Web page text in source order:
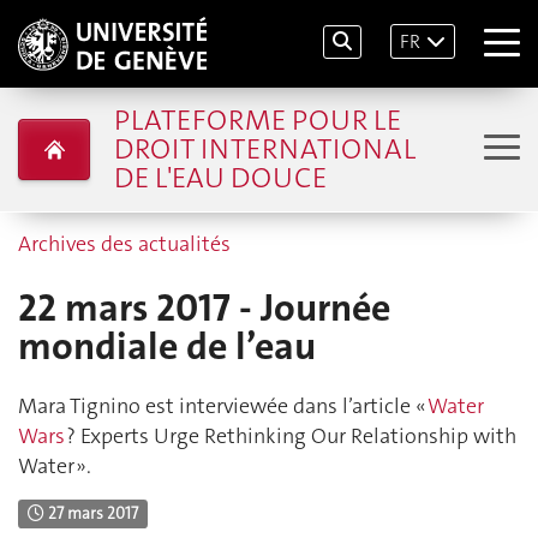
FR
PLATEFORME POUR LE
DROIT INTERNATIONAL
DE L'EAU DOUCE
Archives des actualités
22 mars 2017 - Journée
mondiale de l’eau
Mara Tignino est interviewée dans l’article «Water
Wars? Experts Urge Rethinking Our Relationship with
Water ».
27 mars 2017